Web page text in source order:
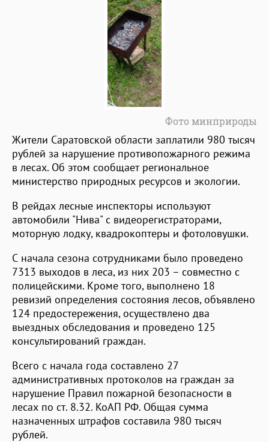
Фото минприроды
Жители Саратовской области заплатили 980 тысяч
рублей за нарушение противопожарного режима
в лесах. Об этом сообщает региональное
министерство природных ресурсов и экологии.
В рейдах лесные инспекторы используют
автомобили "Нива" с видеорегистраторами,
моторную лодку, квадрокоптеры и фотоловушки.
С начала сезона сотрудниками было проведено
7313 выходов в леса, из них 203 – совместно с
полицейскими. Кроме того, выполнено 18
ревизий определения состояния лесов, объявлено
124 предостережения, осуществлено два
выездных обследования и проведено 125
консультирований граждан.
Всего с начала года составлено 27
административных протоколов на граждан за
нарушение Правил пожарной безопасности в
лесах по ст. 8.32. КоАП РФ. Общая сумма
назначенных штрафов составила 980 тысяч
рублей.